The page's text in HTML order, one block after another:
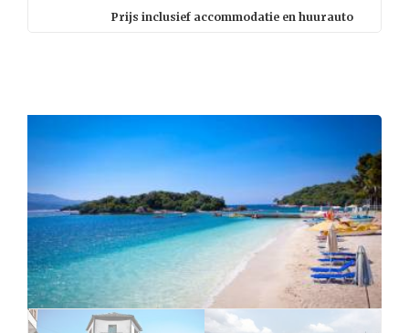
Prijs inclusief accommodatie en huurauto